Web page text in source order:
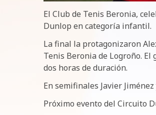
El Club de Tenis Beronia,
Dunlop en categoría infantil.
La final la protagonizaron
Tenis Beronia de Logroño.
dos horas de duración.
En semifinales Javier
Próximo evento del Circuito